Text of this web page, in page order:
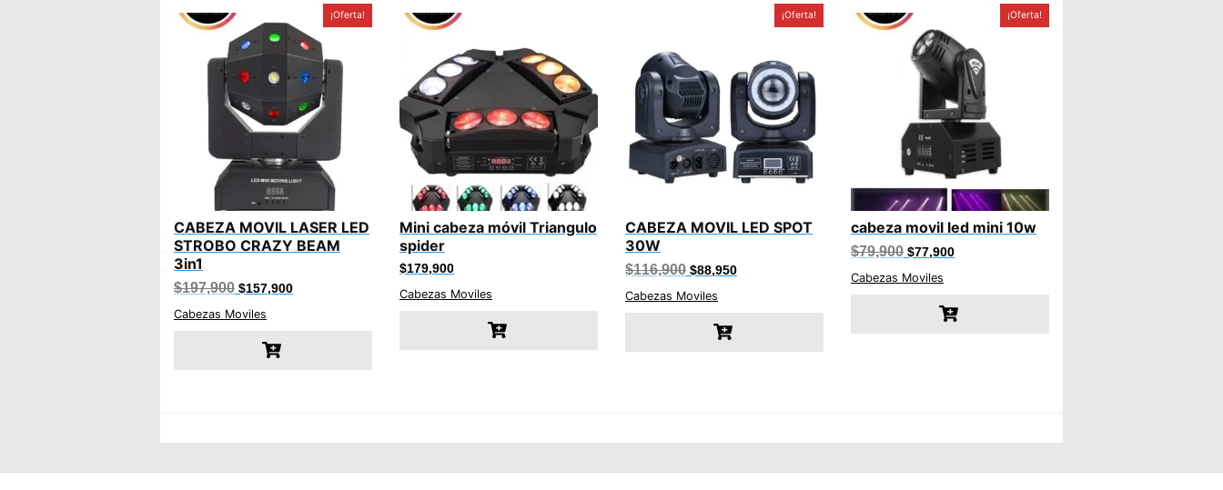
¡Oferta!
CABEZA MOVIL LASER LED
STROBO CRAZY BEAM
3in1
$197,900 El
original
$197,900.
$157,900El
Cabezas Moviles
Mini cabeza móvil Triangulo
spider
$179,900
Cabezas Moviles
¡Oferta!
CABEZA MOVIL LED SPOT
30W
$116,900 El
original
$116,900.
$88,950El
Cabezas Moviles
¡Oferta!
cabeza movil led mini 10w
$79,900 El
original
$79,900.
$77,900El
$77,900.
Cabezas Moviles